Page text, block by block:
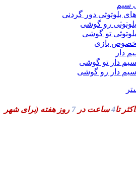
سیم
بلوتوثی دور گردنی
رو گوشی
تو گوشی
بازی
دار
دار تو گوشی
دار رو گوشی
تا4ساعت در7 روز هفته (برای شهر